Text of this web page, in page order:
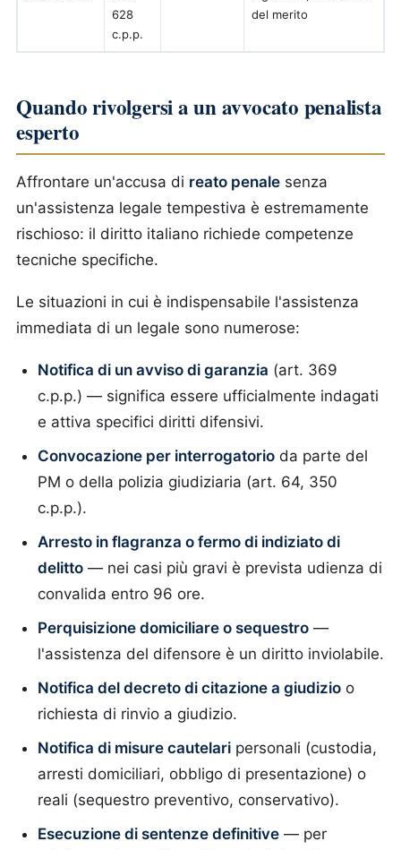
628
c.p.p.
del merito
Quando rivolgersi a un avvocato penalista
esperto
Affrontare un'accusa di reato penale senza
un'assistenza legale tempestiva è estremamente
rischioso: il diritto italiano richiede competenze
tecniche specifiche.
Le situazioni in cui è indispensabile l'assistenza
immediata di un legale sono numerose:
Notifica di un avviso di garanzia (art. 369
c.p.p.) — significa essere ufficialmente indagati
e attiva specifici diritti difensivi.
Convocazione per interrogatorio da parte del
PM o della polizia giudiziaria (art. 64, 350
c.p.p.).
Arresto in flagranza o fermo di indiziato di
delitto — nei casi più gravi è prevista udienza di
convalida entro 96 ore.
Perquisizione domiciliare o sequestro —
l'assistenza del difensore è un diritto inviolabile.
Notifica del decreto di citazione a giudizio o
richiesta di rinvio a giudizio.
Notifica di misure cautelari personali (custodia,
arresti domiciliari, obbligo di presentazione) o
reali (sequestro preventivo, conservativo).
Esecuzione di sentenze definitive — per